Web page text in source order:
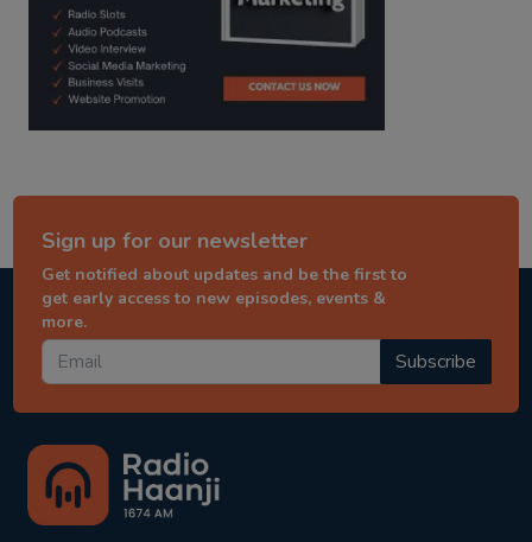
Sign up for our newsletter
Get notified about updates and be the first to
get early access to new episodes, events &
more.
Subscribe